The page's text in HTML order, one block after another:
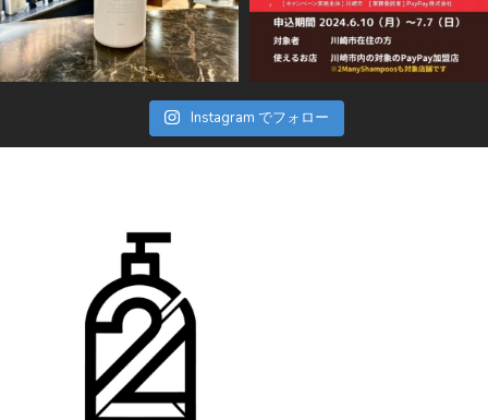
Instagram でフォロー